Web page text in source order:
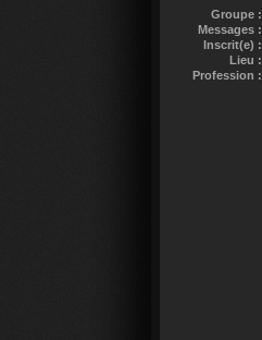
Groupe :
Messages :
Inscrit(e) :
Lieu :
Profession :